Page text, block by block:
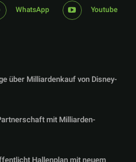
WhatsApp Youtube
über Milliardenkauf von Disney-
mit Milliarden-